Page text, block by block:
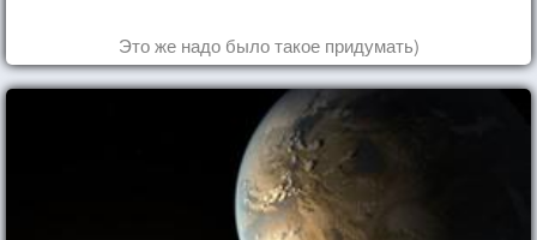
Это же надо было такое придумать)